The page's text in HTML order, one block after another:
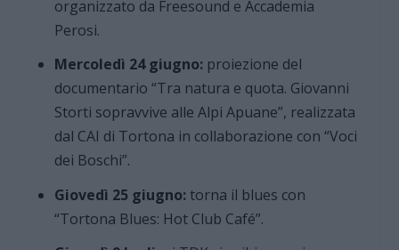
organizzato da Freesound e Accademia
Perosi.
Mercoledì 24 giugno:proiezione del
documentario “Tra natura e quota. Giovanni
Storti sopravvive alle Alpi Apuane”, realizzata
dal CAI di Tortona in collaborazione con “Voci
dei Boschi”.
Giovedì 25 giugno:torna il blues con
“Tortona Blues: Hot Club Café”.